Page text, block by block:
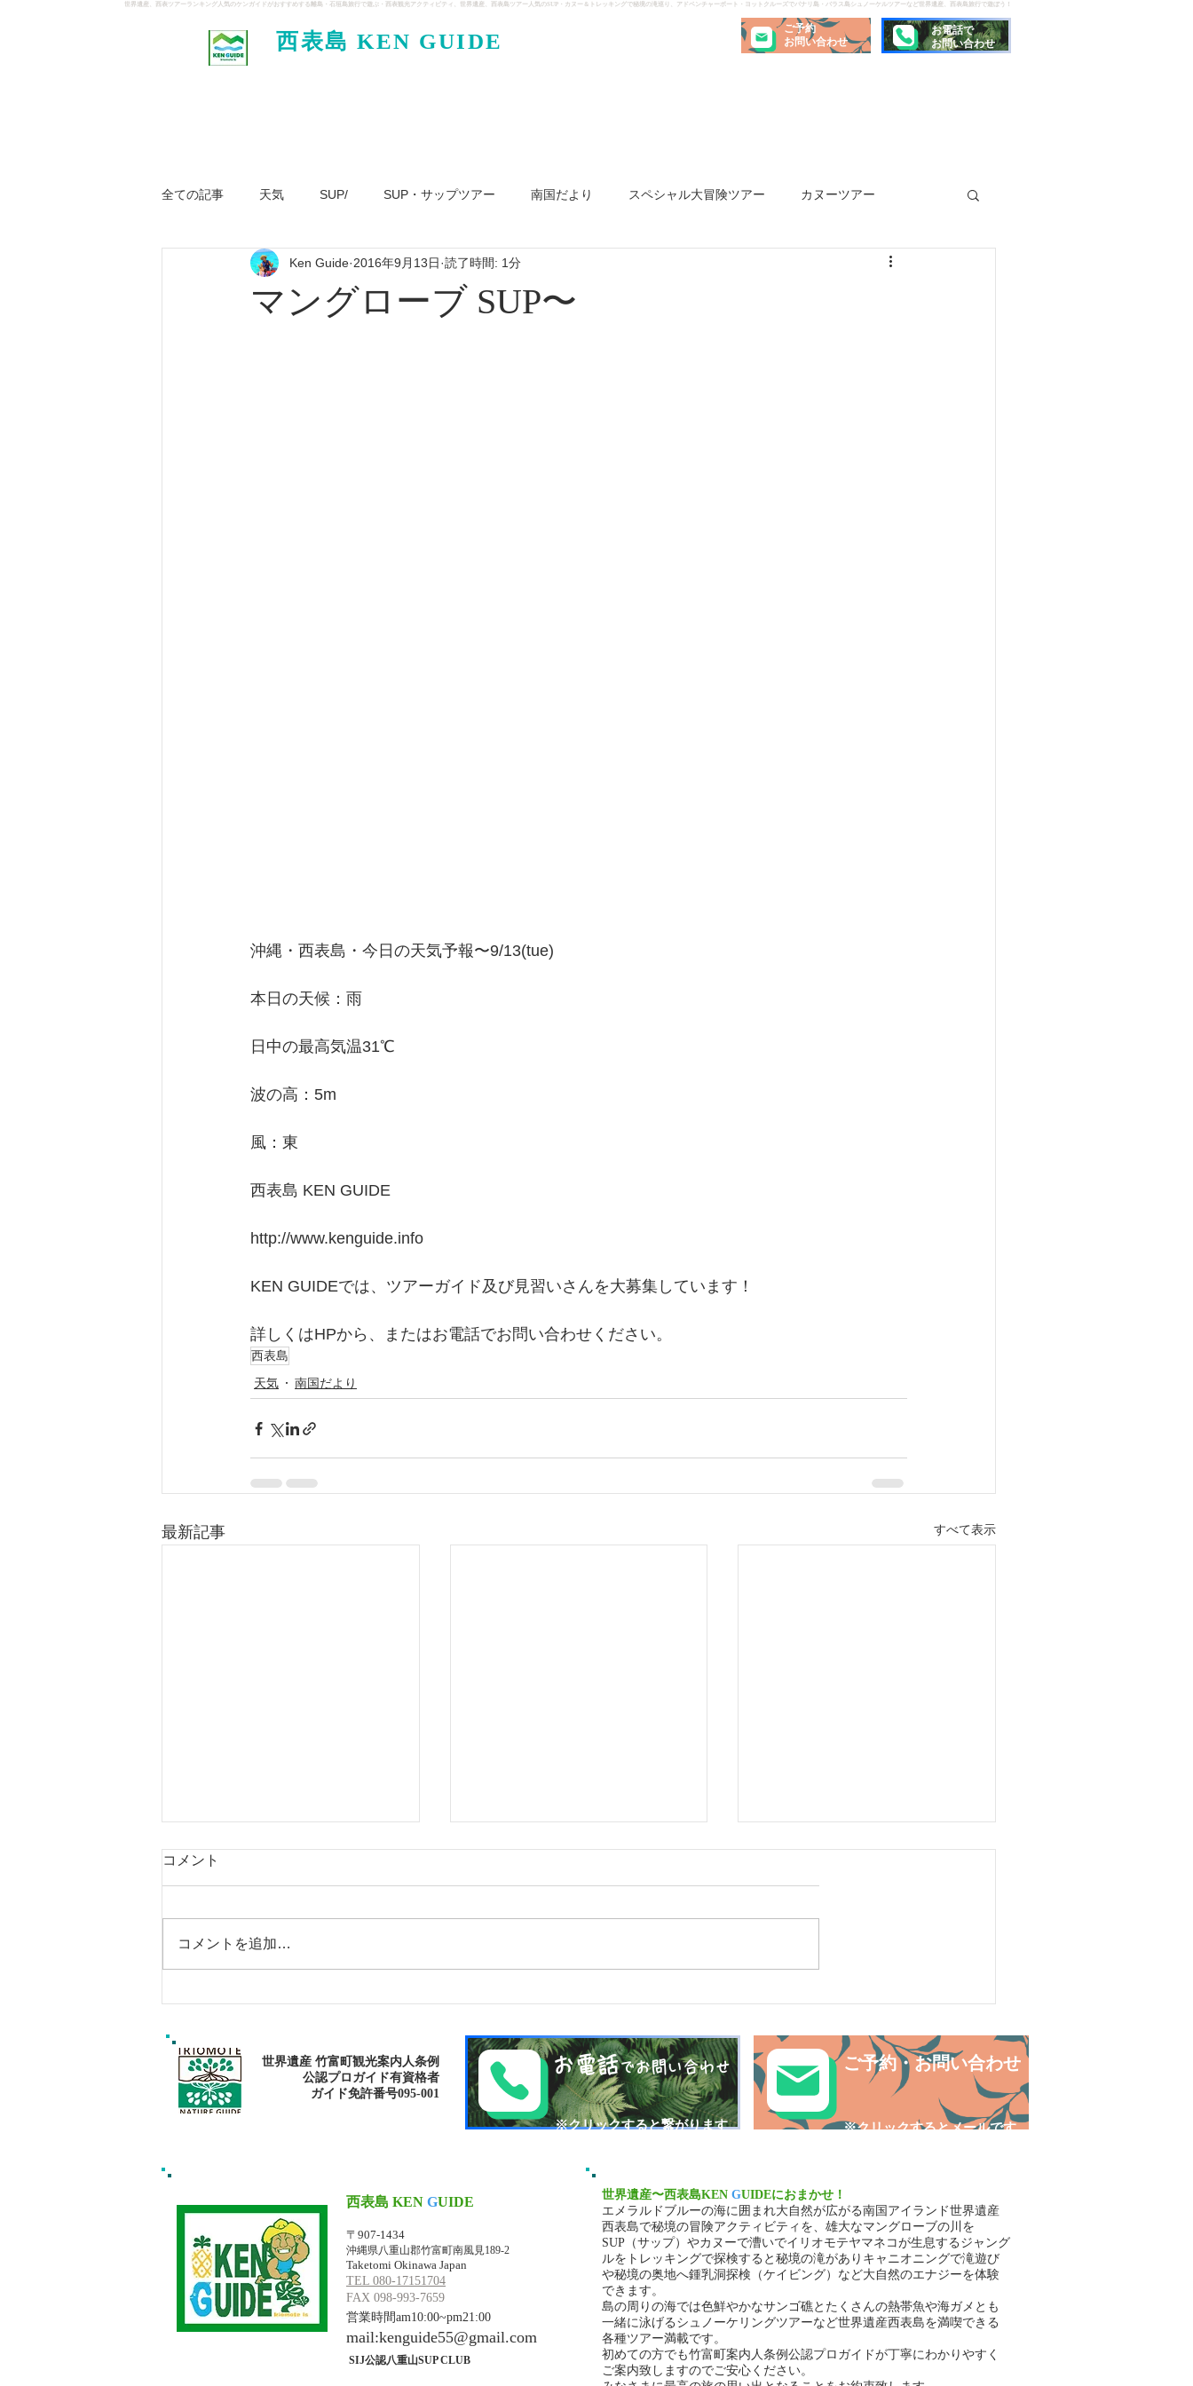
世界遺産、西表ツアーランキング人気のケンガイドがおすすめする離島・石垣島旅行で遊ぶ・西表観光アクティビティ、世界遺産、西表島ツアー人気のSUP・カヌー＆トレッキングで秘境の滝巡り、アドベンチャーボート・ヨットクルーズでパナリ島・バラス島シュノーケルツアーなど世界遺産、西表島旅行で遊ぼう！
西表島 KEN GUIDE
ご予約
お問い合わせ
お電話で
お問い合わせ
全ての記事 天気 SUP/ SUP・サップツアー 南国だより スペシャル大冒険ツアー カヌーツアー
ジャングル大冒険ツアー パナリ島 ヨット
マングローブ SUP〜
Ken Guide 2016年9月13日 読了時間: 1分
沖縄・西表島・今日の天気予報〜9/13(tue)
本日の天候：雨
日中の最高気温31℃
波の高：5m
風：東
西表島 KEN GUIDE
http://www.kenguide.info
KEN GUIDEでは、ツアーガイド及び見習いさんを大募集しています！
詳しくはHPから、またはお電話でお問い合わせください。
西表島
天気
南国だより
最新記事 すべて表示
コメント
コメントを追加…
世界遺産 竹富町観光案内人条例
公認プロガイド有資格者
​ガイド免許番号095-001​​
お電話でお問い合わせ
​※クリックすると繋がります
ご予約・お問い合わせ
​※クリックするとメールです
西表島 KEN GUIDE
〒907-1434
沖縄県八重山郡竹富町南風見189-2
Taketomi Okinawa Japan
TEL 080-17151704
FAX 098-993-7659
営業時間am10:00~pm21:00
mail:kenguide55@gmail.com
SIJ公認八重山SUP CLUB
世界遺産〜西表島KEN GUIDEにおまかせ！
エメラルドブルーの海に囲まれ大自然が広がる南国アイランド世界遺産
西表島で秘境の冒険アクティビティを、雄大なマングローブの川を
SUP（サップ）やカヌーで漕いでイリオモテヤマネコが生息するジャング
ルをトレッキングで探検すると秘境の滝がありキャニオニングで滝遊び
や秘境の奥地へ鍾乳洞探検（ケイビング）など大自然のエナジーを体験
できます。
島の周りの海では色鮮やかなサンゴ礁とたくさんの熱帯魚や海ガメとも
一緒に泳げるシュノーケリングツアーなど世界遺産西表島を満喫できる
各種ツアー満載です。
初めての方でも竹富町案内人条例公認プロガイドが丁寧にわかりやすく
ご案内致しますのでご安心ください。